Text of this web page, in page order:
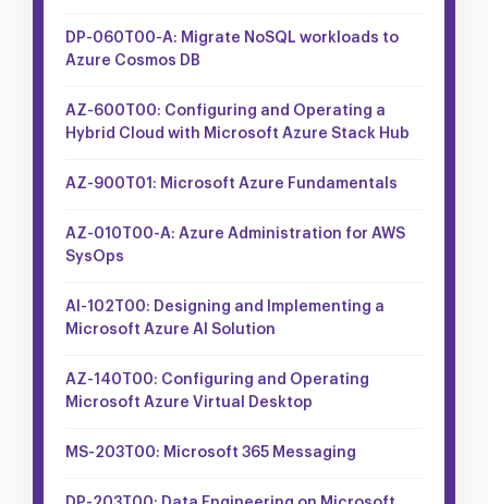
DP-060T00-A: Migrate NoSQL workloads to
Azure Cosmos DB
AZ-600T00: Configuring and Operating a
Hybrid Cloud with Microsoft Azure Stack Hub
AZ-900T01: Microsoft Azure Fundamentals
AZ-010T00-A: Azure Administration for AWS
SysOps
AI-102T00: Designing and Implementing a
Microsoft Azure AI Solution
AZ-140T00: Configuring and Operating
Microsoft Azure Virtual Desktop
MS-203T00: Microsoft 365 Messaging